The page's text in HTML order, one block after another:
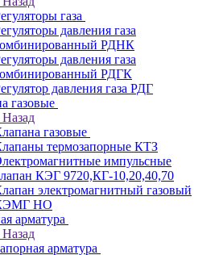
газа
давления газа
РДНК
давления газа
РДГК
давления газа РДГ
газовые
Назад
газовые
термозапорные КТЗ
импульсные
КЭГ 9720,КГ-10,20,40,70
электромагнитный газовый
НО
арматура
Назад
арматура